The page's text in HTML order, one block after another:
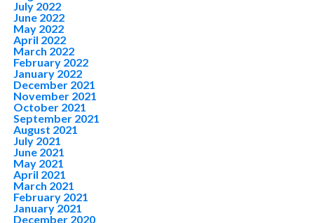
July 2022
June 2022
May 2022
April 2022
March 2022
February 2022
January 2022
December 2021
November 2021
October 2021
September 2021
August 2021
July 2021
June 2021
May 2021
April 2021
March 2021
February 2021
January 2021
December 2020